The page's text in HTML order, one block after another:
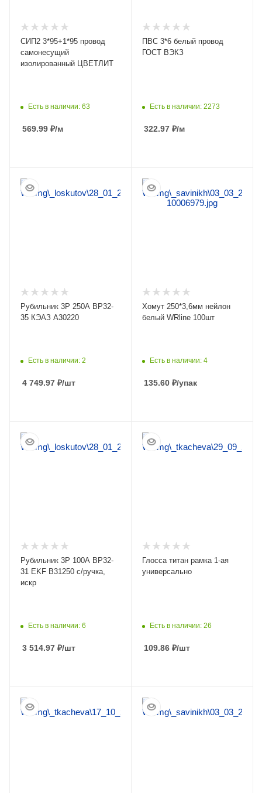
СИП2 3*95+1*95 провод
самонесущий
изолированный ЦВЕТЛИТ
Есть в наличии: 63
569.99 ₽/м
ПВС 3*6 белый провод
ГОСТ ВЭКЗ
Есть в наличии: 2273
322.97 ₽/м
Рубильник 3Р 250А ВР32-
35 КЭАЗ А30220
Есть в наличии: 2
4 749.97 ₽/шт
Хомут 250*3,6мм нейлон
белый WRline 100шт
Есть в наличии: 4
135.60 ₽/упак
Рубильник 3Р 100А ВР32-
31 EKF В31250 с/ручка,
искр
Есть в наличии: 6
3 514.97 ₽/шт
Глосса титан рамка 1-ая
универсально
Есть в наличии: 26
109.86 ₽/шт